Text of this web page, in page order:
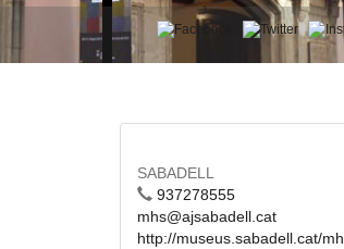
SABADELL
937278555
mhs@ajsabadell.cat
http://museus.sabadell.cat/